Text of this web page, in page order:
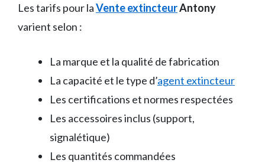
Les tarifs pour laVente extincteurAntony
varient selon :
La marque et la qualité de fabrication
La capacité et le type d’agent extincteur
Les certifications et normes respectées
Les accessoires inclus (support,
signalétique)
Les quantités commandées